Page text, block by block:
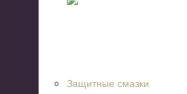
Защитные смазки